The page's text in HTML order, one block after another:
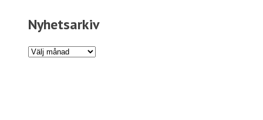
Nyhetsarkiv
Nyhetsarkiv